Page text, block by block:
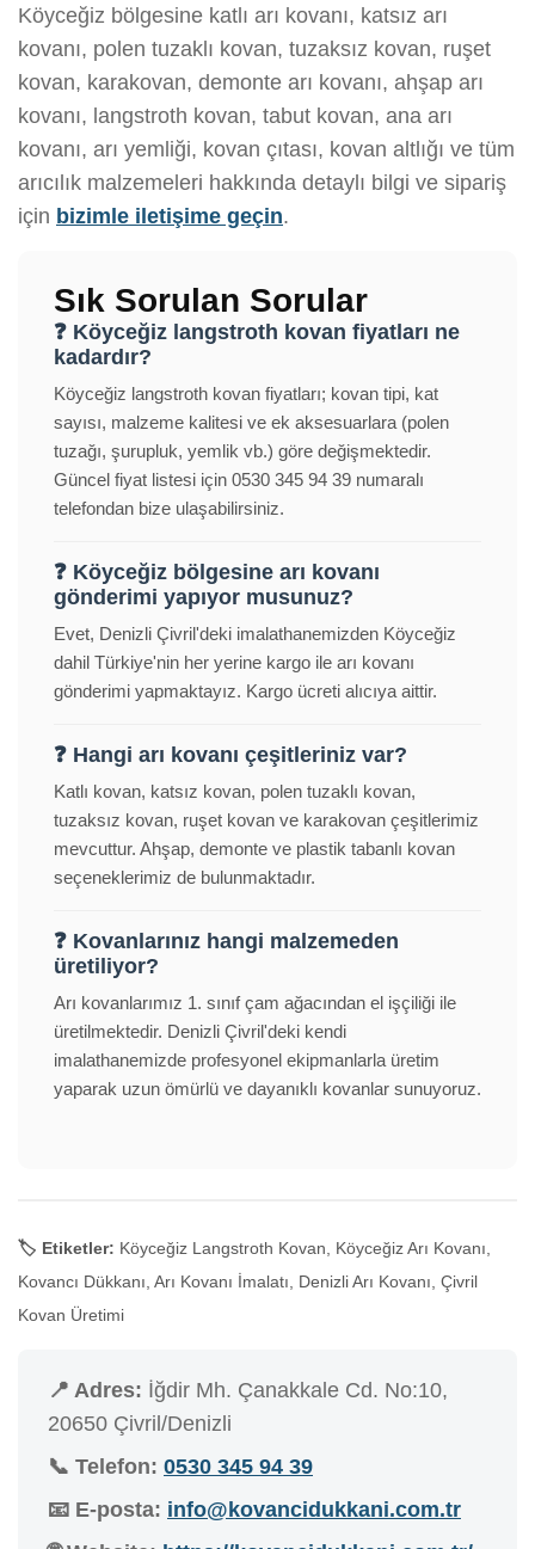
Köyceğiz bölgesine katlı arı kovanı, katsız arı
kovanı, polen tuzaklı kovan, tuzaksız kovan, ruşet
kovan, karakovan, demonte arı kovanı, ahşap arı
kovanı, langstroth kovan, tabut kovan, ana arı
kovanı, arı yemliği, kovan çıtası, kovan altlığı ve tüm
arıcılık malzemeleri hakkında detaylı bilgi ve sipariş
için bizimle iletişime geçin.
Sık Sorulan Sorular
❓ Köyceğiz langstroth kovan fiyatları ne
kadardır?
Köyceğiz langstroth kovan fiyatları; kovan tipi, kat
sayısı, malzeme kalitesi ve ek aksesuarlara (polen
tuzağı, şurupluk, yemlik vb.) göre değişmektedir.
Güncel fiyat listesi için 0530 345 94 39 numaralı
telefondan bize ulaşabilirsiniz.
❓ Köyceğiz bölgesine arı kovanı
gönderimi yapıyor musunuz?
Evet, Denizli Çivril'deki imalathanemizden Köyceğiz
dahil Türkiye'nin her yerine kargo ile arı kovanı
gönderimi yapmaktayız. Kargo ücreti alıcıya aittir.
❓ Hangi arı kovanı çeşitleriniz var?
Katlı kovan, katsız kovan, polen tuzaklı kovan,
tuzaksız kovan, ruşet kovan ve karakovan çeşitlerimiz
mevcuttur. Ahşap, demonte ve plastik tabanlı kovan
seçeneklerimiz de bulunmaktadır.
❓ Kovanlarınız hangi malzemeden
üretiliyor?
Arı kovanlarımız 1. sınıf çam ağacından el işçiliği ile
üretilmektedir. Denizli Çivril'deki kendi
imalathanemizde profesyonel ekipmanlarla üretim
yaparak uzun ömürlü ve dayanıklı kovanlar sunuyoruz.
🏷️ Etiketler: Köyceğiz Langstroth Kovan, Köyceğiz Arı Kovanı,
Kovancı Dükkanı, Arı Kovanı İmalatı, Denizli Arı Kovanı, Çivril
Kovan Üretimi
📍 Adres: İğdir Mh. Çanakkale Cd. No:10,
20650 Çivril/Denizli
📞 Telefon: 0530 345 94 39
📧 E-posta: info@kovancidukkani.com.tr